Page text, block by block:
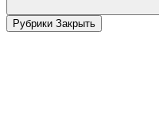
Рубрики Закрыть